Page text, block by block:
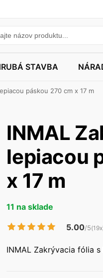
STAVBA
páskou 270 cm x 17 m
INMAL
lepiacou
x 17 m
11 na sklade
5.00/5
INMAL Zakrývacia fólia